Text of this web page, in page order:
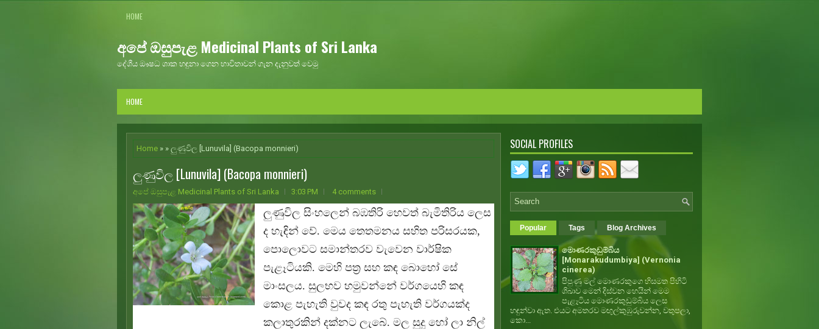
HOME
අපේ ඔසුපැළ Medicinal Plants of Sri Lanka
දේශීය ඖෂධ ශාක හඳුනා ගෙන භාවිතාවන් ගැන දැනුවත් වෙමු
HOME
Home » » ලුණුවිල [Lunuvila] (Bacopa monnieri)
ලුණුවිල [Lunuvila] (Bacopa monnieri)
අපේ ඔසුපැළ Medicinal Plants of Sri Lanka 3:03 PM 4 comments
ලුණුවිල සිංහලෙන් බඹතිරි හෙවත් බැමිතිරිය ලෙස
ද හැඳින් වේ. මෙය තෙතමනය සහිත පරිසරයක,
පොලොවට සමාන්තරව වැවෙන වාර්ෂික
පැළෑටියකි. මෙහි පත්‍ර සහ කඳ බොහෝ සේ
මාංසලය. සුලභව හමුවන්නේ වර්ගයෙහි කඳ
කොළ පැහැති වුවද කඳ රතු පැහැති වර්ගයක්ද
කලාතුරකින් දක්නට ලැබේ. මල සුදු හෝ ලා නිල්
SOCIAL PROFILES
Popular Tags Blog Archives
මොණරකුඩුම්බිය
[Monarakudumbiya] (Vernonia
cinerea)
පිපුණු මල් මොණරකුගෙ හිසමත පිහිටි
ශිඛාව මෙන් දිස්වන හෙයින් මෙම
පැළෑටිය මොණරකුඩුම්බිය ලෙස
හඳුන්වා ඇත. එයට අමතරව මඟුල්කුඹුරුවන්න, වතුපලා,
කො...